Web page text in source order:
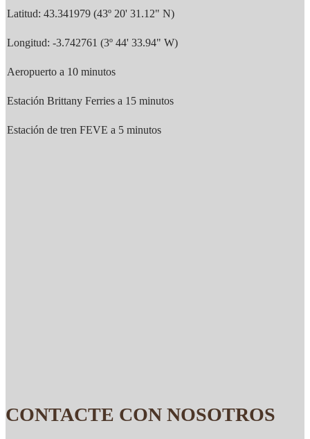
Latitud: 43.341979 (43º 20' 31.12" N)
Longitud: -3.742761 (3º 44' 33.94" W)
Aeropuerto a 10 minutos
Estación Brittany Ferries a 15 minutos
Estación de tren FEVE a 5 minutos
CONTACTE CON NOSOTROS